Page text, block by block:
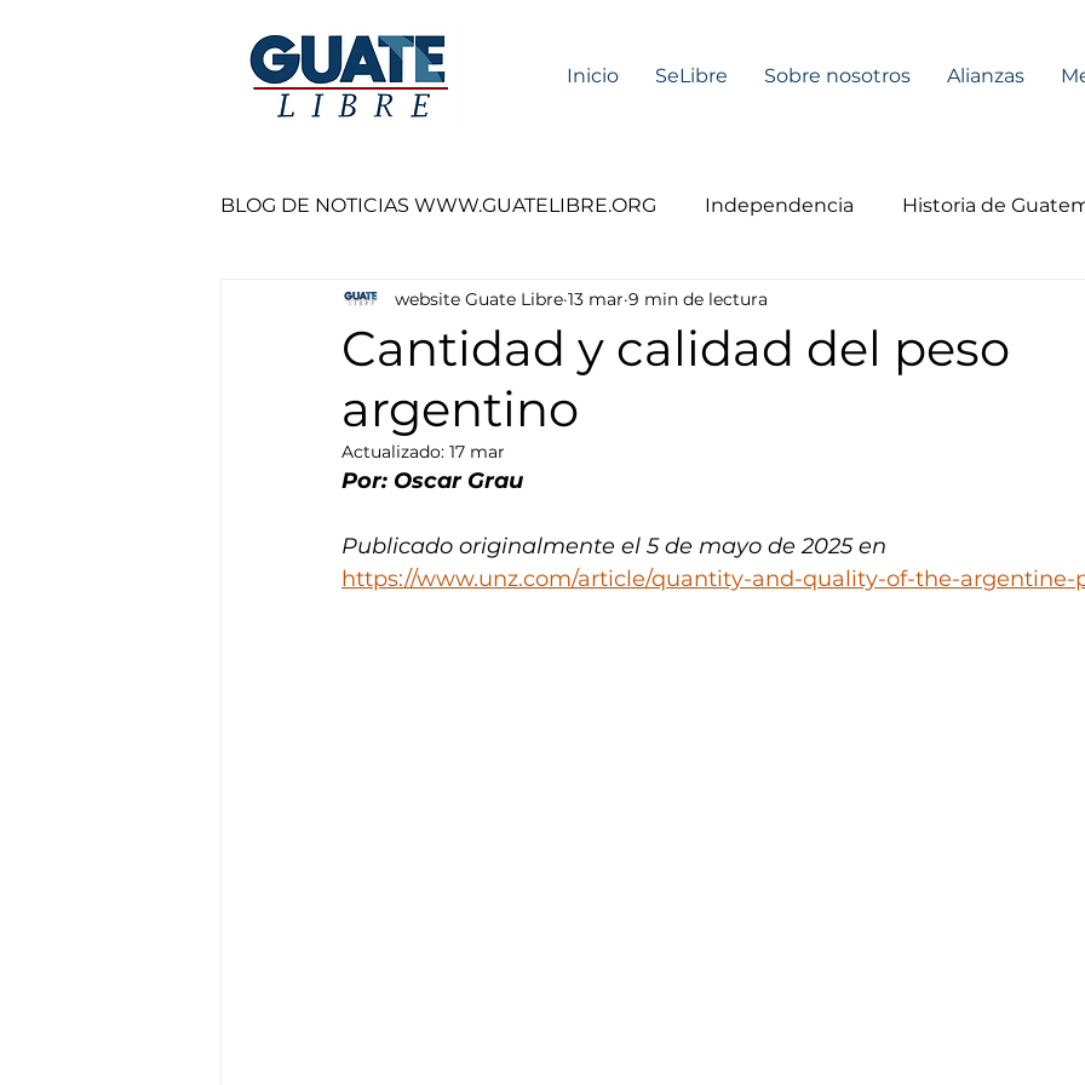
Inicio SeLibre Sobre nosotros Alianzas
BLOG DE NOTICIAS WWW.GUATELIBRE.ORG Independencia Historia de
Cantidad y calidad del peso
argentino
website Guate Libre 13 mar 9 min de lectura
Actualizado: 17 mar
Por: Oscar Grau
Publicado originalmente el 5 de mayo de 2025 en
https://www.unz.com/article/quantity-and-quality-of-the-argentine-